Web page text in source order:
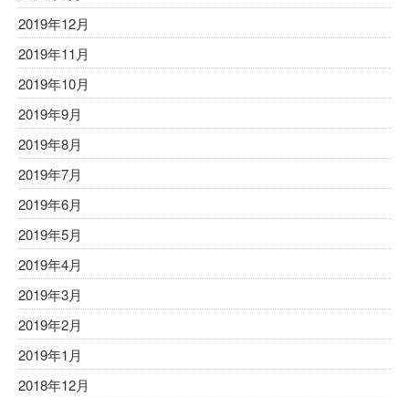
2019年12月
2019年11月
2019年10月
2019年9月
2019年8月
2019年7月
2019年6月
2019年5月
2019年4月
2019年3月
2019年2月
2019年1月
2018年12月